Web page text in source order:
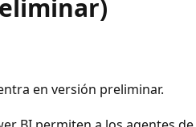
en versión preliminar.